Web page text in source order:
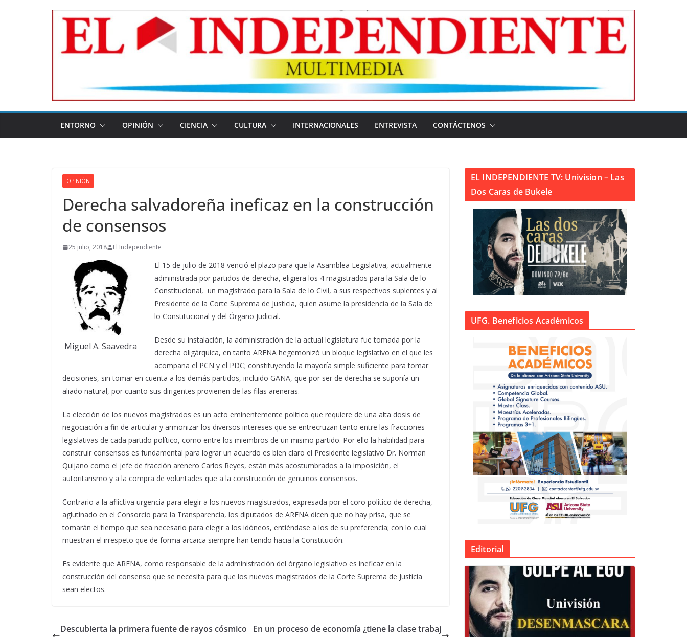
ENTORNO OPINIÓN CIENCIA CULTURA INTERNACIONALES ENTREVISTA CONTÁCTENOS
OPINIÓN
Derecha salvadoreña ineficaz en la construcción
de consensos
25 julio, 2018 El Independiente
Miguel A. Saavedra
El 15 de julio de 2018 venció el plazo para que la Asamblea Legislativa, actualmente
administrada por partidos de derecha, eligiera los 4 magistrados para la Sala de lo
Constitucional, un magistrado para la Sala de lo Civil, a sus respectivos suplentes y al
Presidente de la Corte Suprema de Justicia, quien asume la presidencia de la Sala de
lo Constitucional y del Órgano Judicial.
Desde su instalación, la administración de la actual legislatura fue tomada por la
derecha oligárquica, en tanto ARENA hegemonizó un bloque legislativo en el que les
acompaña el PCN y el PDC; constituyendo la mayoría simple suficiente para tomar
decisiones, sin tomar en cuenta a los demás partidos, incluido GANA, que por ser de derecha se suponía un
aliado natural, por cuanto sus dirigentes provienen de las filas areneras.
La elección de los nuevos magistrados es un acto eminentemente político que requiere de una alta dosis de
negociación a fin de articular y armonizar los diversos intereses que se entrecruzan tanto entre las fracciones
legislativas de cada partido político, como entre los miembros de un mismo partido. Por ello la habilidad para
construir consensos es fundamental para lograr un acuerdo es bien claro el Presidente legislativo Dr. Norman
Quijano como el jefe de fracción arenero Carlos Reyes, están más acostumbrados a la imposición, el
autoritarismo y a la compra de voluntades que a la construcción de genuinos consensos.
Contrario a la aflictiva urgencia para elegir a los nuevos magistrados, expresada por el coro político de derecha,
aglutinado en el Consorcio para la Transparencia, los diputados de ARENA dicen que no hay prisa, que se
tomarán el tiempo que sea necesario para elegir a los idóneos, entiéndase a los de su preferencia; con lo cual
muestran el irrespeto que de forma arcaica siempre han tenido hacia la Constitución.
Es evidente que ARENA, como responsable de la administración del órgano legislativo es ineficaz en la
construcción del consenso que se necesita para que los nuevos magistrados de la Corte Suprema de Justicia
sean electos.
Descubierta la primera fuente de rayos cósmico
En un proceso de economía ¿tiene la clase trabaj
EL INDEPENDIENTE TV: Univision – Las
Dos Caras de Bukele
UFG. Beneficios Académicos
Editorial